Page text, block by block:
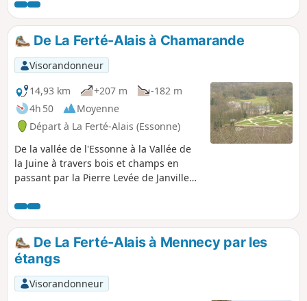
De La Ferté-Alais à Chamarande
Visorandonneur
14,93 km
+207 m
-182 m
4h 50
Moyenne
Départ à La Ferté-Alais (Essonne)
De la vallée de l'Essonne à la Vallée de
la Juine à travers bois et champs en
passant par la Pierre Levée de Janville
Chamarande. Un itinéraire presque
entièrement sur chemins avec de belles
échappées dans le Parc Naturel
Régional du Gâtinais Français.
De La Ferté-Alais à Mennecy par les
étangs
Visorandonneur